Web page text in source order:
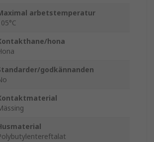
arbetstemperatur
hona
godkännanden